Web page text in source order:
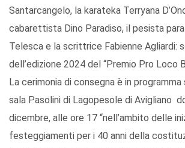
Santarcangelo, la karateka Terryana
cabarettista Dino Paradiso, il pesista
Telesca e la scrittrice Fabienne Agliardi:
dell’edizione 2024 del “Premio Pro Loco
La cerimonia di consegna è in
sala Pasolini di Lagopesole di Avigliano
dicembre, alle ore 17 “nell’ambito delle
festeggiamenti per i 40 anni della